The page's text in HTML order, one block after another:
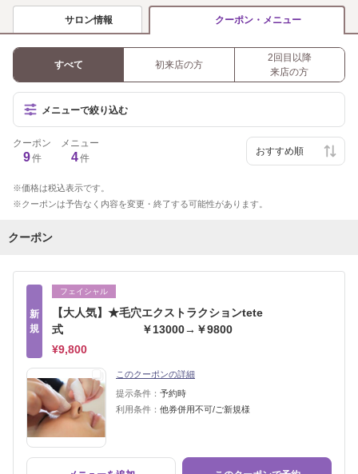
サロン情報 クーポン・メニュー
すべて 初来店の方
2回目以降
来店の方
メニューで絞り込む
クーポン
9件
メニュー
4件
価格は税込表示です。
クーポンは予告なく内容を変更・終了する可能性があります。
クーポン
新
規
フェイシャル
【大人気】★毛穴エクストラクションtete
式 ￥13000→￥9800
¥9,800
このクーポンの詳細
提示条件： 予約時
利用条件： 他券併用不可/ご新規様